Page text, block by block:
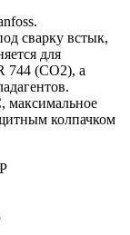
сварку встык,
для
744 (CO2), а
максимальное
колпачком